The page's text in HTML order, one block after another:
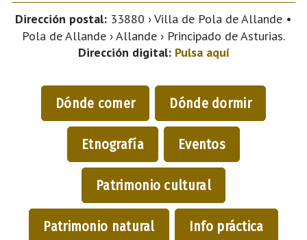
Dirección postal: 33880 › Villa de Pola de Allande •
Pola de Allande › Allande › Principado de Asturias.
Dirección digital: Pulsa aquí
Dónde comer Dónde dormir
Etnografía Eventos
Patrimonio cultural
Patrimonio natural Info práctica